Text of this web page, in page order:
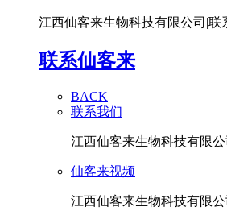
江西仙客来生物科技有限公司|联
联系仙客来
BACK
联系我们
江西仙客来生物科技有限
仙客来视频
江西仙客来生物科技有限